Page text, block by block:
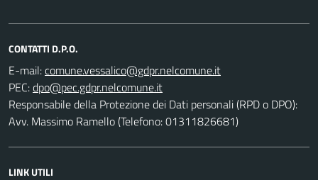
CONTATTI D.P.O.
E-mail:
PEC:
Responsabile della Protezione dei Dati personali (RPD o DPO):
Avv. Massimo Ramello (Telefono: 01311826681)
LINK UTILI